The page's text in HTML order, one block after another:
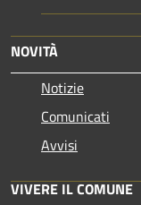
NOVITÀ
Notizie
Comunicati
Avvisi
VIVERE IL COMUNE